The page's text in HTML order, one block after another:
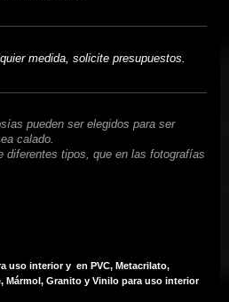
medida, solicite presupuestos.
pueden ser elegidos para ser
calado.
diferentes tipos, que en las fotografías
uso interior y en PVC, Metacrilato,
Mármol, Granito y Vinilo para uso interior